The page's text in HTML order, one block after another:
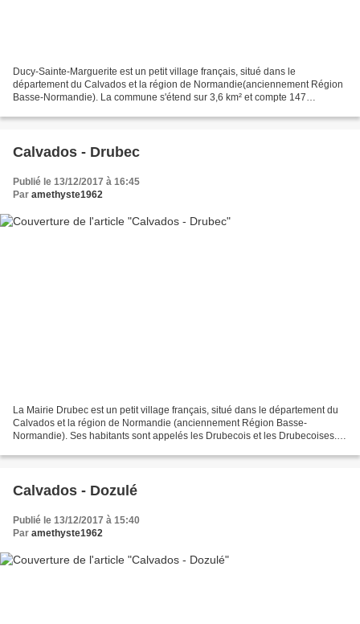
Ducy-Sainte-Marguerite est un petit village français, situé dans le
département du Calvados et la région de Normandie(anciennement Région
Basse-Normandie). La commune s'étend sur 3,6 km² et compte 147
Calvados - Drubec
Publié le 13/12/2017 à 16:45
Par amethyste1962
La Mairie Drubec est un petit village français, situé dans le département du
Calvados et la région de Normandie (anciennement Région Basse-
Normandie). Ses habitants sont appelés les Drubecois et les Drubecoises.
Calvados - Dozulé
Publié le 13/12/2017 à 15:40
Par amethyste1962